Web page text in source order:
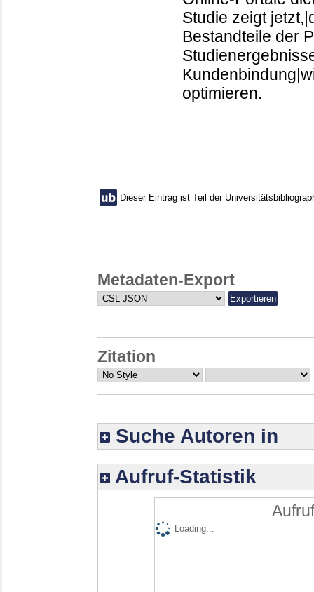
Studie zeigt
Bestandteile der
optimieren.
Dieser Eintrag ist Teil der
Metadaten-Export
Zitation
Suche Autoren in
Aufruf-Statistik
Loading...